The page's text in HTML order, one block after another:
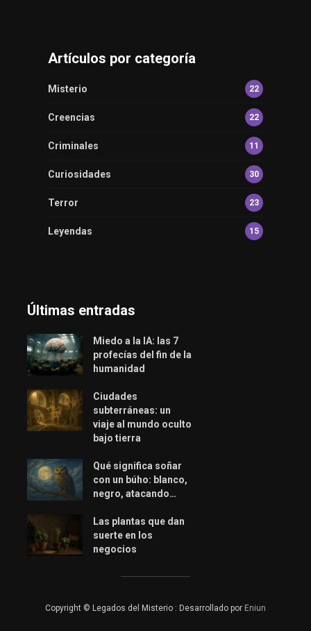
Artículos por categoría
Misterio 22
Creencias 22
Criminales 11
Curiosidades 30
Terror 23
Leyendas 15
Últimas entradas
Miedo a la IA: las 7
profecías del fin de la
humanidad
Ciudades
subterráneas: un
viaje al mundo oculto
bajo tierra
Qué significa soñar
con un búho: blanco,
negro, atacando…
Las plantas que dan
suerte en los
negocios
Copyright © Legados del Misterio : Desarrollado por Eniun